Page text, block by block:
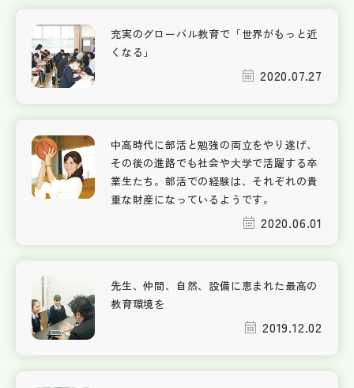
充実のグローバル教育で「世界がもっと近
くなる」
2020.07.27
中高時代に部活と勉強の両立をやり遂げ、
その後の進路でも社会や大学で活躍する卒
業生たち。部活での経験は、それぞれの貴
重な財産になっているようです。
2020.06.01
先生、仲間、自然、設備に恵まれた最高の
教育環境を
2019.12.02